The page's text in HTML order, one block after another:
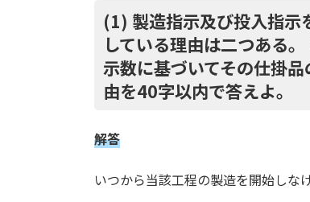
か。時間計算区分が “
に応じて四則演算子を
1.2.設問2 [システム統合
1.2.2.(2) 本文中の下
が必要になったB社の
(1) 製造指示及び投入指示
している理由は二つある
示数に基づいてその仕掛
由を40字以内で答えよ。
解答
いつから当該工程の製造を開始しな